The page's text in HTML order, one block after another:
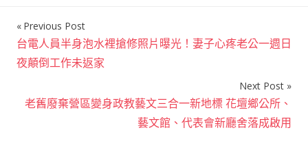
文
章
覽
Previous Post
台電人員半身泡水裡搶修照片曝光！妻子心疼老公一週日
夜顛倒工作未返家
Next Post
老舊廢棄營區變身政教藝文三合一新地標 花壇鄉公所、
藝文館、代表會新廳舍落成啟用